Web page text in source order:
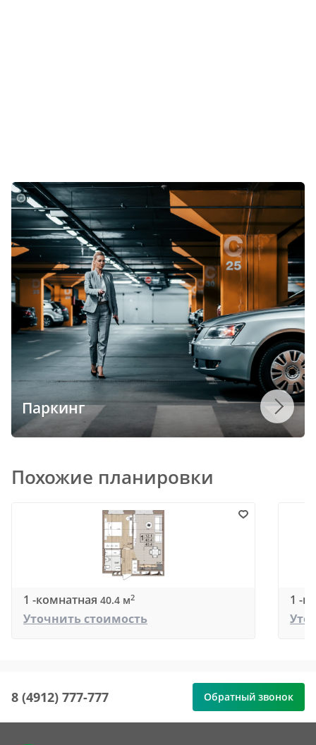
Паркинг
Похожие планировки
1 -комнатная 40.4 м2
Уточнить стоимость
1 -
8 (4912) 777-777 Обратный звонок